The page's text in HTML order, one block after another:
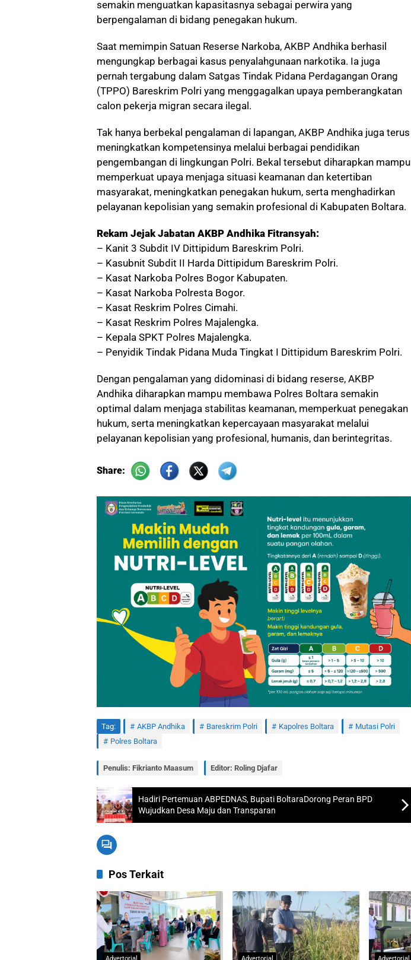
semakin menguatkan kapasitasnya sebagai perwira yang
berpengalaman di bidang penegakan hukum.
Saat memimpin Satuan Reserse Narkoba, AKBP Andhika berhasil
mengungkap berbagai kasus penyalahgunaan narkotika. Ia juga
pernah tergabung dalam Satgas Tindak Pidana Perdagangan Orang
(TPPO) Bareskrim Polri yang menggagalkan upaya pemberangkatan
calon pekerja migran secara ilegal.
Tak hanya berbekal pengalaman di lapangan, AKBP Andhika juga terus
meningkatkan kompetensinya melalui berbagai pendidikan
pengembangan di lingkungan Polri. Bekal tersebut diharapkan mampu
memperkuat upaya menjaga situasi keamanan dan ketertiban
masyarakat, meningkatkan penegakan hukum, serta menghadirkan
pelayanan kepolisian yang semakin profesional di Kabupaten Boltara.
Rekam Jejak Jabatan AKBP Andhika Fitransyah:
– Kanit 3 Subdit IV Dittipidum Bareskrim Polri.
– Kasubnit Subdit II Harda Dittipidum Bareskrim Polri.
– Kasat Narkoba Polres Bogor Kabupaten.
– Kasat Narkoba Polresta Bogor.
– Kasat Reskrim Polres Cimahi.
– Kasat Reskrim Polres Majalengka.
– Kepala SPKT Polres Majalengka.
– Penyidik Tindak Pidana Muda Tingkat I Dittipidum Bareskrim Polri.
Dengan pengalaman yang didominasi di bidang reserse, AKBP
Andhika diharapkan mampu membawa Polres Boltara semakin
optimal dalam menjaga stabilitas keamanan, memperkuat penegakan
hukum, serta meningkatkan kepercayaan masyarakat melalui
pelayanan kepolisian yang profesional, humanis, dan berintegritas.
Share:
Tag: AKBP Andhika Bareskrim Polri Kapolres Boltara
Mutasi Polri
Polres Boltara
Penulis: Fikrianto Maasum Editor: Roling Djafar
Hadiri Pertemuan ABPEDNAS, Bupati BoltaraDorong Peran BPD
Wujudkan Desa Maju dan Transparan
Pos Terkait